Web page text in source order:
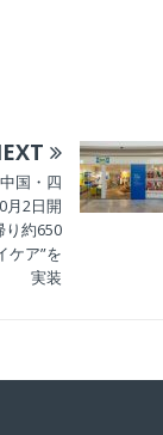
国・四
月2日開
約650
ケア”を
実装